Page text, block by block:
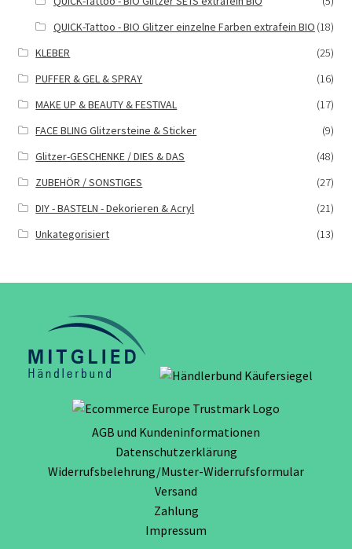
QUICK-Tattoo - BIO Glitzer einzelne Farben extrafein BIO (18)
KLEBER
(25)
PUFFER & GEL & SPRAY
(16)
MAKE UP & BEAUTY & FESTIVAL
(17)
FACE BLING Glitzersteine & Sticker
(9)
Glitzer-GESCHENKE / DIES & DAS
(48)
ZUBEHÖR / SONSTIGES
(27)
DIY - BASTELN - Dekorieren & Acryl
(21)
Unkategorisiert
(13)
AGB und Kundeninformationen
Datenschutzerklärung
Widerrufsbelehrung/Muster-Widerrufsformular
Versand
Zahlung
Impressum